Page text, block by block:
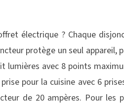
électrique ? Chaque
protège un seul
lumières avec 8 points
pour la cuisine avec 6
de 20 ampères. Pour